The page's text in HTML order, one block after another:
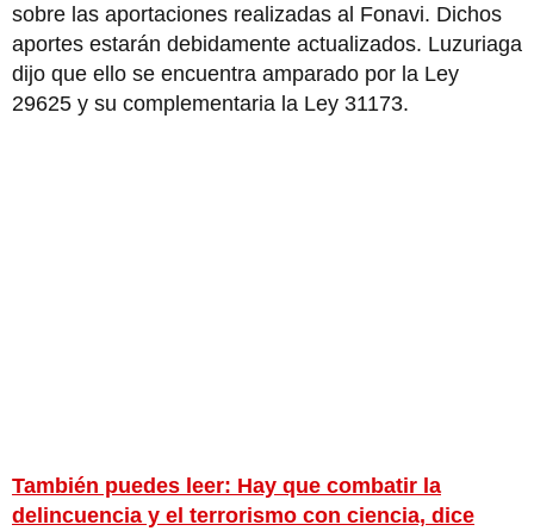
sobre las aportaciones realizadas al Fonavi. Dichos
aportes estarán debidamente actualizados. Luzuriaga
dijo que ello se encuentra amparado por la Ley
29625 y su complementaria la Ley 31173.
También puedes leer: Hay que combatir la
delincuencia y el terrorismo con ciencia, dice